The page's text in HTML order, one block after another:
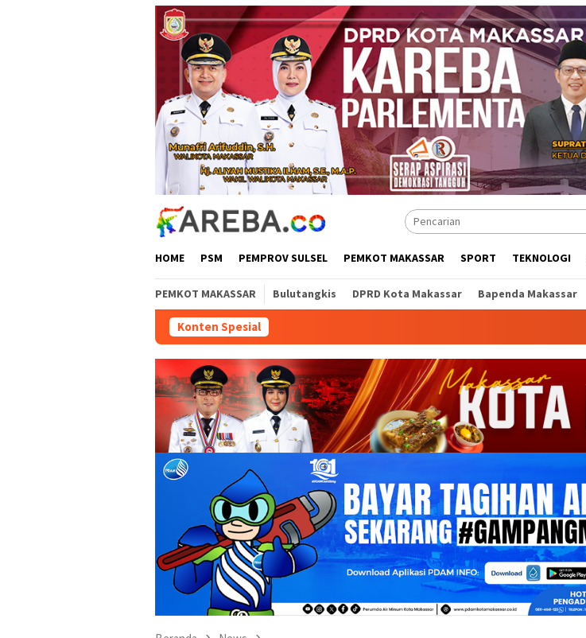
HOME PSM PEMPROV SULSEL PEMKOT MAKASSAR SPORT TEKNOLOGI
PEMKOT MAKASSAR Bulutangkis DPRD Kota Makassar Bapenda Makassar
Konten Spesial